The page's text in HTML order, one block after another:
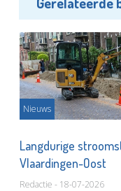
Nieuws
Langdurige
Vlaardingen-Oost
Redactie - 18-07-2026